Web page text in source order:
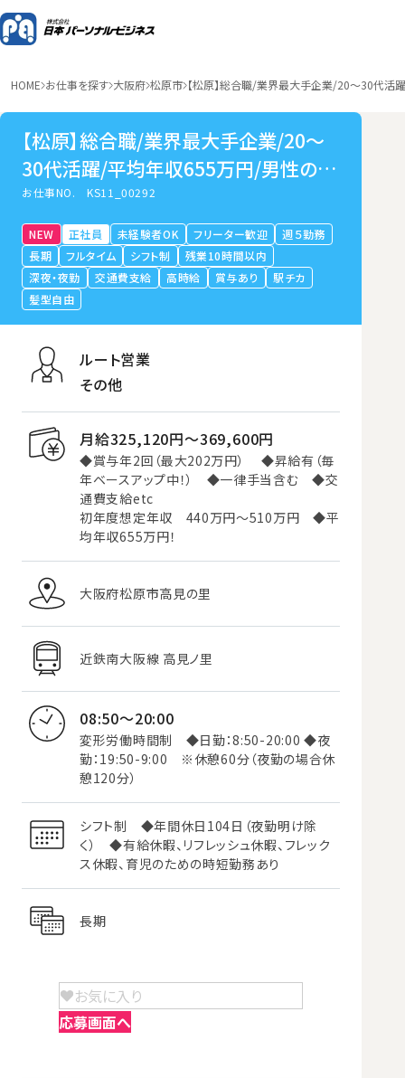
HOME お仕事を探す 大阪府 松原市 【松原】総合職/業界最大手企業/20～30代
【松原】総合職/業界最大手企業/20～
30代活躍/平均年収655万円/男性の育
休取得可
お仕事NO.KS11_00292
NEW 正社員 未経験者OK フリーター歓迎
週５勤務
長期
フルタイム シフト制
残業10時間以内
深夜・夜勤
交通費支給 高時給 賞与あり
駅チカ
髪型自由
ルート営業
その他
月給325,120円〜369,600円
◆賞与年2回（最大202万円） ◆昇給有（毎
年ベースアップ中！） ◆一律手当含む ◆交
通費支給etc
初年度想定年収 440万円～510万円 ◆平
均年収655万円！
大阪府松原市高見の里
近鉄南大阪線 高見ノ里
08:50～20:00
変形労働時間制 ◆日勤：8:50-20:00 ◆夜
勤：19:50-9:00 ※休憩60分（夜勤の場合休
憩120分）
シフト制 ◆年間休日104日（夜勤明け除
く） ◆有給休暇、リフレッシュ休暇、フレック
ス休暇、育児のための時短勤務あり
長期
お気に入り
応募画面へ